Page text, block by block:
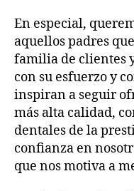
En especial,
aquellos padres
familia de clientes
con su esfuerzo y
inspiran a seguir
más alta calidad,
dentales de la
confianza en
que nos motiva a